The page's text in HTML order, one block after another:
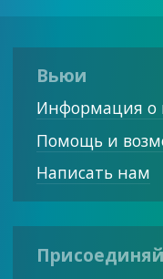
Вьюи
Информация о
Помощь и
Написать нам